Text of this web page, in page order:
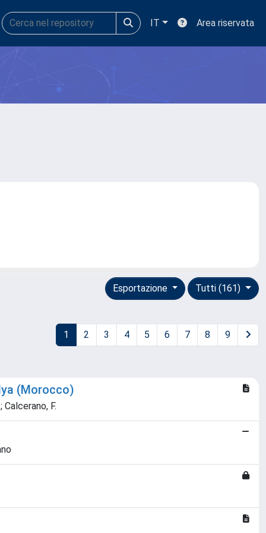
IT Area riservata
Tutti (161)
Esportazione
1 2 3 4 5 6 7 8 9
(Morocco)
Calcerano, F.